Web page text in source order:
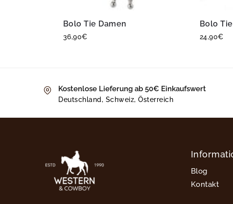
Bolo Tie Damen
36,90€
Bolo
24,90€
Kostenlose Lieferung ab 50€ Einkaufswert
Deutschland, Schweiz, Österreich
Blog
Kontakt